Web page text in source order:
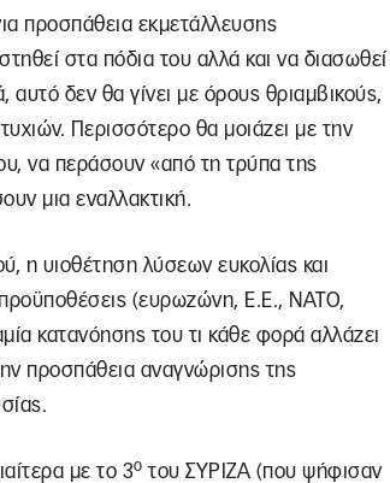
προσπάθεια εκμετάλλευσης
στα πόδια του αλλά και να διασωθεί
αυτό δεν θα γίνει με όρους θριαμβικούς,
Περισσότερο θα μοιάζει με την
να περάσουν «από τη τρύπα της
μια εναλλακτική.
η υιοθέτηση λύσεων ευκολίας και
προϋποθέσεις (ευρωζώνη, Ε.Ε., ΝΑΤΟ,
κατανόησης του τι κάθε φορά αλλάζει
προσπάθεια αναγνώρισης της
με το 3ο του ΣΥΡΙΖΑ (που ψήφισαν